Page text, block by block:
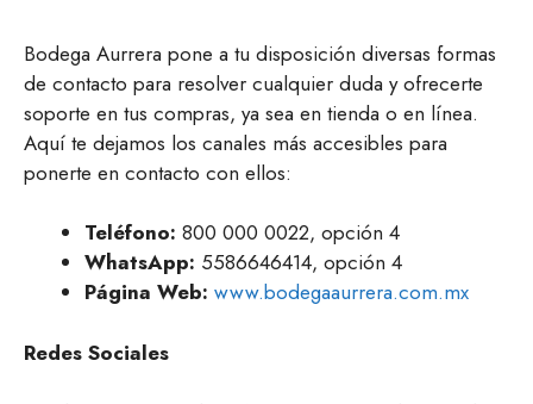
Bodega Aurrera pone a tu disposición diversas formas
de contacto para resolver cualquier duda y ofrecerte
soporte en tus compras, ya sea en tienda o en línea.
Aquí te dejamos los canales más accesibles para
ponerte en contacto con ellos:
Teléfono: 800 000 0022, opción 4
WhatsApp: 5586646414, opción 4
Página Web: www.bodegaaurrera.com.mx
Redes Sociales